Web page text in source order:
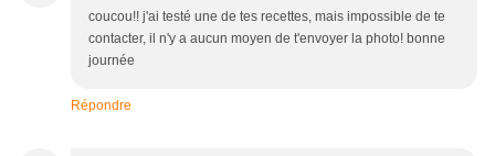
coucou!! j'ai testé une de tes recettes, mais impossible de te
contacter, il n'y a aucun moyen de t'envoyer la photo! bonne
journée
Répondre